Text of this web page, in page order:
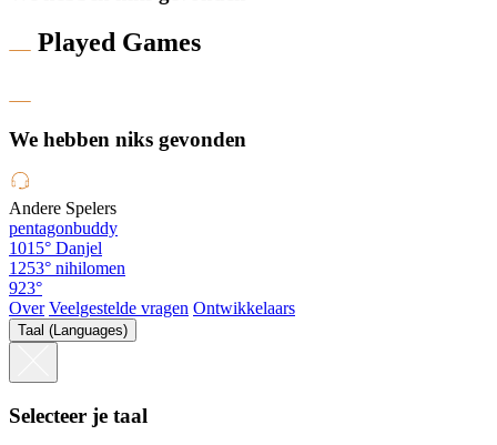
Played Games
We hebben niks gevonden
Andere Spelers
pentagonbuddy
1015° Danjel
1253° nihilomen
923°
Over Veelgestelde vragen Ontwikkelaars
Taal (Languages)
Selecteer je taal